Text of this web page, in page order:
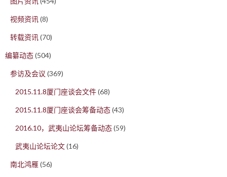
视频资讯(8)
转载资讯(70)
编纂动态(504)
参访及会议 (369)
2015.11.8厦门座谈会文件(68)
2015.11.8厦门座谈会筹备动态(43)
2016.10，武夷山论坛筹备动态(59)
武夷山论坛论文(16)
南北鸿雁(56)